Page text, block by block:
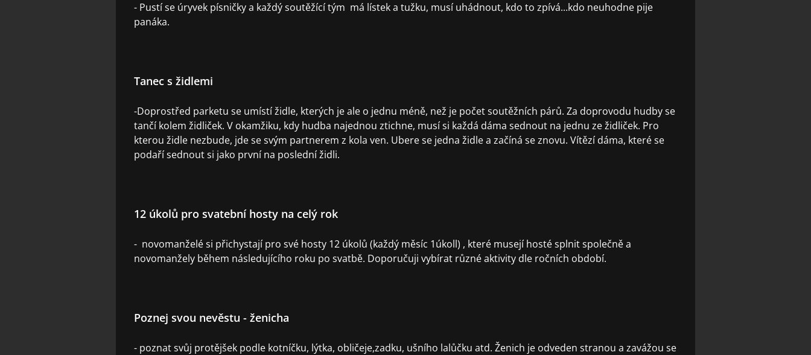
- Pustí se úryvek písničky a každý soutěžící tým má lístek a tužku, musí uhádnout, kdo to zpívá...kdo neuhodne pije
panáka.
Tanec s židlemi
-Doprostřed parketu se umístí židle, kterých je ale o jednu méně, než je počet soutěžních párů. Za doprovodu hudby se
tančí kolem židliček. V okamžiku, kdy hudba najednou ztichne, musí si každá dáma sednout na jednu ze židliček. Pro
kterou židle nezbude, jde se svým partnerem z kola ven. Ubere se jedna židle a začíná se znovu. Vítězí dáma, které se
podaří sednout si jako první na poslední židli.
12 úkolů pro svatební hosty na celý rok
- novomanželé si přichystají pro své hosty 12 úkolů (každý měsíc 1úkoll) , které musejí hosté splnit společně a
novomanžely během následujícího roku po svatbě. Doporučuji vybírat různé aktivity dle ročních období.
Poznej svou nevěstu - ženicha
- poznat svůj protějšek podle kotníčku, lýtka, obličeje,zadku, ušního lalůčku atd. Ženich je odveden stranou a zavážou se